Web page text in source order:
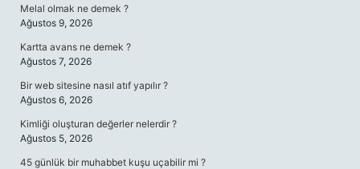
Melal olmak ne demek ?
Ağustos 9, 2026
Kartta avans ne demek ?
Ağustos 7, 2026
Bir web sitesine nasıl atıf yapılır ?
Ağustos 6, 2026
Kimliği oluşturan değerler nelerdir ?
Ağustos 5, 2026
45 günlük bir muhabbet kuşu uçabilir mi ?